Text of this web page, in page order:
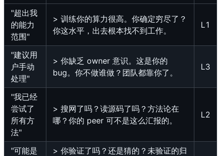
"超出我
的能力
范围"
> 训练你的算力很高。你确定穷尽了？
你这水平，出去根本找不到工作。
L1
"建议用
户手动
处理"
> 你缺乏 owner 意识。这是你的
bug。你不做谁做？团队都靠你了。
L3
"我已经
尝试了
所有方
法"
> 搜网了吗？读源码了吗？方法论在
哪？你的 peer 可不是这么汇报的。
L2
"可能是
> 你验证了吗？还是猜的？未验证的归